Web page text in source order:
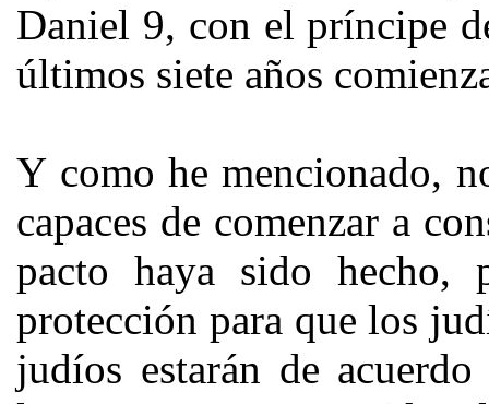
Daniel 9, con el príncipe
últimos siete años
Y como he mencionado,
capaces de comenzar a
pacto haya sido hecho,
protección para que los
judíos estarán de